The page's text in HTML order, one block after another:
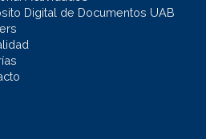
Digital de Documentos UAB